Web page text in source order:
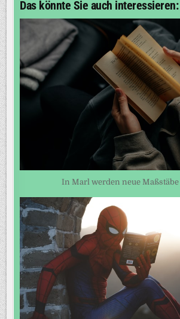
Das könnte Sie auch interessieren:
In Marl werden neue Maßstäbe